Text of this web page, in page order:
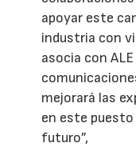
apoyar este
industria con
asocia con
mejorará las
en este
futuro”,